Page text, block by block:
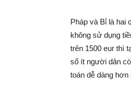
Pháp và Bỉ là hai
không sử dụng
trên 1500 eur thì
số ít người dân
toán dễ dàng